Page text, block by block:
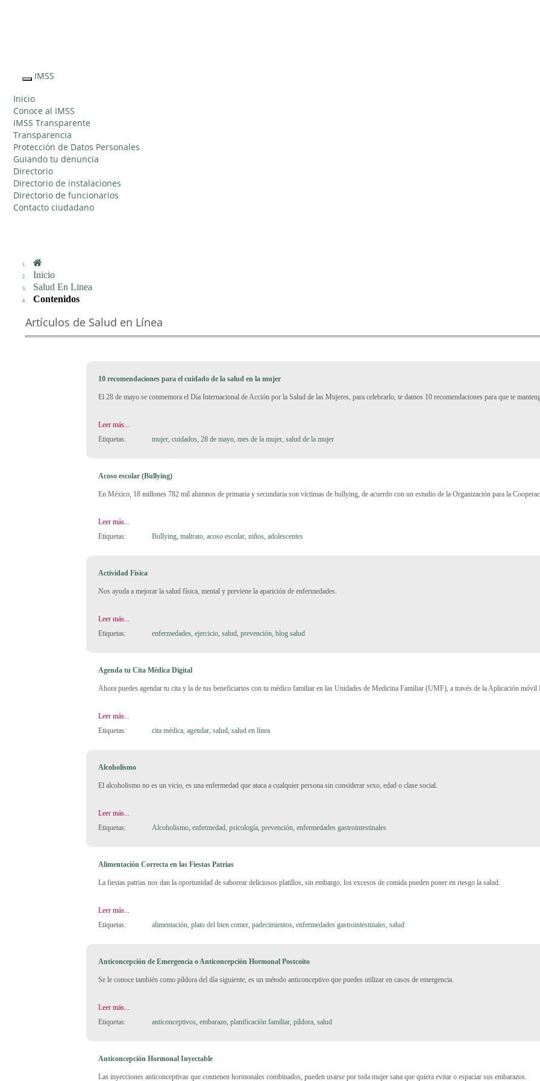
el IMSS al
Ciudadano"
Interruptor
Navegación
IMSS
Inicio
Conoce al IMSS
IMSS Transparente
Transparencia
Protección de Datos Personales
Guiando tu denuncia
Directorio
Directorio de instalaciones
Directorio de funcionarios
Contacto ciudadano
Inicio
Salud En Linea
Contenidos
Artículos de Salud en Línea
10 recomendaciones para el cuidado de la salud en la mujer
El 28 de mayo se conmemora el Día Internacional de Acción por la Salud de las Mujeres, para celebrarlo, te damos 10 recomendaciones para que te
Leer más...
Etiquetas:
mujer,cuidados,28 de mayo,mes de la mujer,salud de la mujer
Acoso escolar (Bullying)
En México, 18 millones 782 mil alumnos de primaria y secundaria son víctimas de bullying, de acuerdo con un estudio de la Organización para la
Leer más...
Etiquetas:
Bullying,maltrato,acoso escolar,niños,adolescentes
Actividad Física
Nos ayuda a mejorar la salud física, mental y previene la aparición de enfermedades.
Leer más...
Etiquetas:
enfermedades,ejercicio,salud,prevención,blog salud
Agenda tu Cita Médica Digital
Ahora puedes agendar tu cita y la de tus beneficiarios con tu médico familiar en las Unidades de Medicina Familiar (UMF), a través de la Aplicación
Leer más...
Etiquetas:
cita médica,agendar,salud,salud en línea
Alcoholismo
El alcoholismo no es un vicio, es una enfermedad que ataca a cualquier persona sin considerar sexo, edad o clase social.
Leer más...
Etiquetas:
Alcoholismo,enfermedad,psicología,prevención,enfermedades gastrointestinales
Alimentación Correcta en las Fiestas Patrias
La fiestas patrias nos dan la oportunidad de saborear deliciosos platillos, sin embargo, los excesos de comida pueden poner en riesgo la salud.
Leer más...
Etiquetas:
alimentación,plato del bien comer,padecimientos,enfermedades gastrointestinales,salud
Anticoncepción de Emergencia o Anticoncepción Hormonal Postcoito
Se le conoce también como píldora del día siguiente, es un método anticonceptivo que puedes utilizar en casos de emergencia.
Leer más...
Etiquetas:
anticonceptivos,embarazo,planificación familiar,píldora,salud
Anticoncepción Hormonal Inyectable
Las inyecciones anticonceptivas que contienen hormonales combinados, pueden usarse por toda mujer sana que quiera evitar o espaciar sus embarazos.